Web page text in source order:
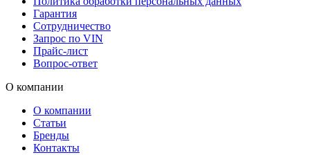
Гарантия
Сотрудничество
Запрос по VIN
Прайс-лист
Вопрос-ответ
О компании
О компании
Статьи
Бренды
Контакты